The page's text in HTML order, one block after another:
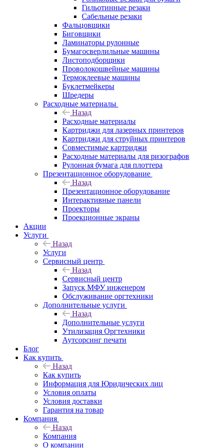
Гильотинные резаки
Сабельные резаки
Фальцовщики
Биговщики
Ламинаторы рулонные
Бумагосверлильные машины
Листоподборщики
Проволокошвейные машины
Термоклеевые машины
Буклетмейкеры
Шредеры
Расходные материалы
Назад
Расходные материалы
Картриджи для лазерных принтеров
Картриджи для струйных принтеров
Совместимые картриджи
Расходные материалы для ризографов
Рулонная бумага для плоттера
Презентационное оборудование
Назад
Презентационное оборудование
Интерактивные панели
Проекторы
Проекционные экраны
Акции
Услуги
Назад
Услуги
Сервисный центр
Назад
Сервисный центр
Запуск МФУ инженером
Обслуживание оргтехники
Дополнительные услуги
Назад
Дополнительные услуги
Утилизация Оргтехники
Аутсорсинг печати
Блог
Как купить
Назад
Как купить
Информация для Юридических лиц
Условия оплаты
Условия доставки
Гарантия на товар
Компания
Назад
Компания
О компании